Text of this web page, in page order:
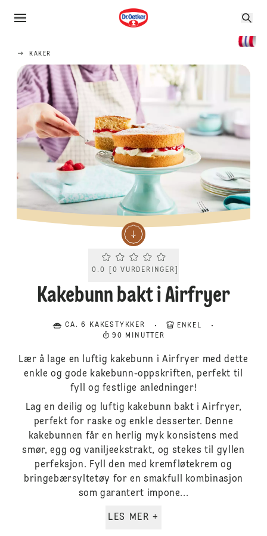
KAKER
Current rating 0.0. Click to rate.
0.0 0 VURDERINGER
Kakebunn bakt i Airfryer
CA. 6 KAKESTYKKER
ENKEL
90 MINUTTER
Lær å lage en luftig kakebunn i Airfryer med dette
enkle og gode kakebunn-oppskriften, perfekt til
fyll og festlige anledninger!
Lag en deilig og luftig kakebunn bakt i Airfryer,
perfekt for raske og enkle desserter. Denne
kakebunnen får en herlig myk konsistens med
smør, egg og vaniljeekstrakt, og stekes til gyllen
perfeksjon. Fyll den med kremfløtekrem og
bringebærsyltetøy for en smakfull kombinasjon
som garantert impone...
LES MER +